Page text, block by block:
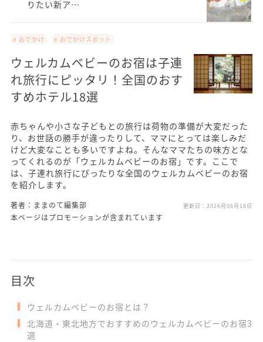
りたい新ア…
# おでかけ # おでかけスポット
ウェルカムベビーのお宿は子連
れ旅行にピッタリ！全国のおす
すめホテル18選
赤ちゃんや小さな子どもとの旅行は荷物の準備が大変だった
り、お世話の勝手が違ったりして、ママにとっては楽しみだ
けど大変なことも多いですよね。そんなママたちの味方とな
ってくれるのが「ウェルカムベビーのお宿」です。ここで
は、子連れ旅行にぴったりな全国のウェルカムベビーのお宿
を紹介します。
著者：ままのて編集部 更新日： 2026月06月18日
本ページはプロモーションが含まれています
目次
ウェルカムベビーのお宿とは？
北海道・東北地方でおすすめのウェルカムベビーのお宿3
選